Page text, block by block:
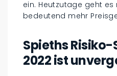
ein. Heutzutage geht
bedeutend mehr
Spieths
2022 ist